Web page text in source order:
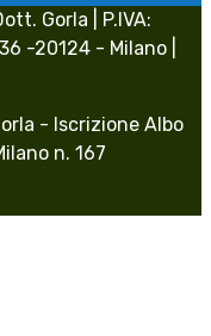
Gorla | P.IVA:
-20124 - Milano |
- Iscrizione Albo
n. 167